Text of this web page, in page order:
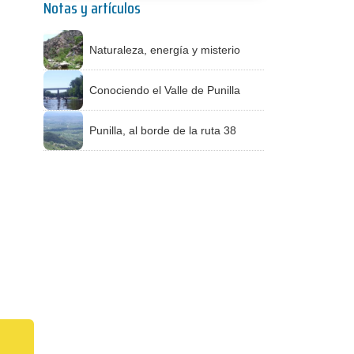
Notas y artículos
Naturaleza, energía y misterio
Conociendo el Valle de Punilla
Punilla, al borde de la ruta 38